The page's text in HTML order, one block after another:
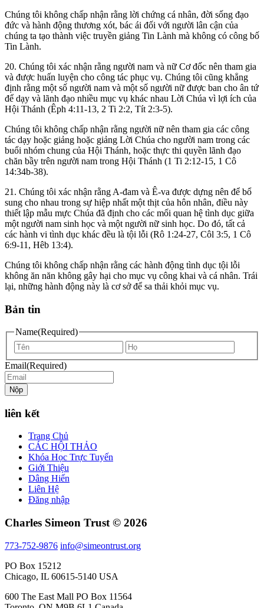
Chúng tôi không chấp nhận rằng lời chứng cá nhân, đời sống đạo
đức và hành động thương xót, bác ái đối với người lân cận của
chúng ta tạo thành việc truyền giảng Tin Lành mà không có công bố
Tin Lành.
20. Chúng tôi xác nhận rằng người nam và nữ Cơ đốc nên tham gia
và được huấn luyện cho công tác phục vụ. Chúng tôi cũng khẳng
định rằng một số người nam và một số người nữ được ban cho ân tứ
để dạy và lãnh đạo nhiều mục vụ khác nhau Lời Chúa vì lợi ích của
Hội Thánh (Êph 4:11-13, 2 Ti 2:2, Tít 2:3-5).
Chúng tôi không chấp nhận rằng người nữ nên tham gia các công
tác dạy hoặc giảng hoặc giảng Lời Chúa cho người nam trong các
buổi nhóm chung của Hội Thánh, hoặc thực thi quyền lãnh đạo
chăn bầy trên người nam trong Hội Thánh (1 Ti 2:12-15, 1 Cô
14:34b-38).
21. Chúng tôi xác nhận rằng A-đam và Ê-va được dựng nên để bổ
sung cho nhau trong sự hiệp nhất một thịt của hôn nhân, điều này
thiết lập mẫu mực Chúa đã định cho các mối quan hệ tình dục giữa
một người nam sinh học và một người nữ sinh học. Do đó, tất cả
các hành vi tình dục khác đều là tội lỗi (Rô 1:24-27, Côl 3:5, 1 Cô
6:9-11, Hêb 13:4).
Chúng tôi không chấp nhận rằng các hành động tình dục tội lỗi
không ăn năn không gây hại cho mục vụ công khai và cá nhân. Trái
lại, những hành động này là cơ sở để sa thải khỏi mục vụ.
Bản tin
Name(Required)
First
name
name
Email(Required)
Nộp
liên kết
Trang Chủ
CÁC HỘI THẢO
Khóa Học Trực Tuyến
Giới Thiệu
Dâng Hiến
Liên Hệ
Đăng nhập
Charles Simeon Trust © 2026
773-752-9876 info@simeontrust.org
PO Box 15212
Chicago, IL 60615-5140 USA
600 The East Mall PO Box 11564